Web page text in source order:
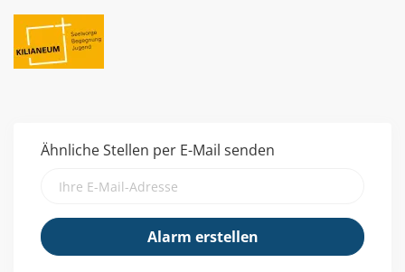
Ähnliche Stellen per E-Mail senden